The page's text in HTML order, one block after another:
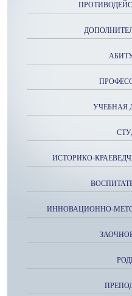
УЧЕБНАЯ
ИСТОРИКО-
ИННОВАЦИОННО-